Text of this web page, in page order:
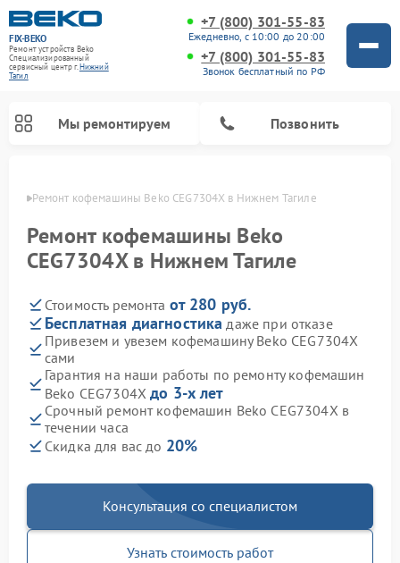
FIX-BEKO
Ремонт устройств Beko
Специализированный
cервисный центр г.Нижний
Тагил
+7 (800) 301-55-83
Ежедневно, с 10:00 до 20:00
+7 (800) 301-55-83
Звонок бесплатный по РФ
Мы ремонтируем Позвонить
Ремонт кофемашины Beko CEG7304X в Нижнем Тагиле
Ремонт кофемашины Beko
CEG7304X в Нижнем Тагиле
Стоимость ремонта от 280 руб.
Бесплатная диагностика даже при отказе
Привезем и увезем кофемашину Beko CEG7304X
сами
Гарантия на наши работы по ремонту кофемашин
Beko CEG7304Xдо 3-х лет
Срочный ремонт кофемашин Beko CEG7304X в
течении часа
Скидка для вас до 20%
Консультация со специалистом
Узнать стоимость работ